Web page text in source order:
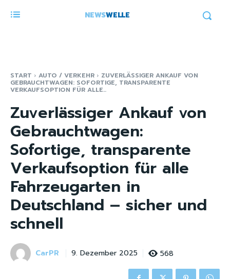
NEWSWELLE
START AUTO / VERKEHR ZUVERLÄSSIGER ANKAUF VON
GEBRAUCHTWAGEN: SOFORTIGE, TRANSPARENTE
VERKAUFSOPTION FÜR ALLE...
Zuverlässiger Ankauf von
Gebrauchtwagen:
Sofortige, transparente
Verkaufsoption für alle
Fahrzeugarten in
Deutschland – sicher und
schnell
CarPR 9. Dezember 2025 568